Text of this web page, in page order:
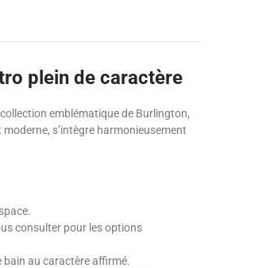
plein de caractère
emblématique de Burlington,
s’intègre harmonieusement
consulter pour les options
bain au caractère affirmé.